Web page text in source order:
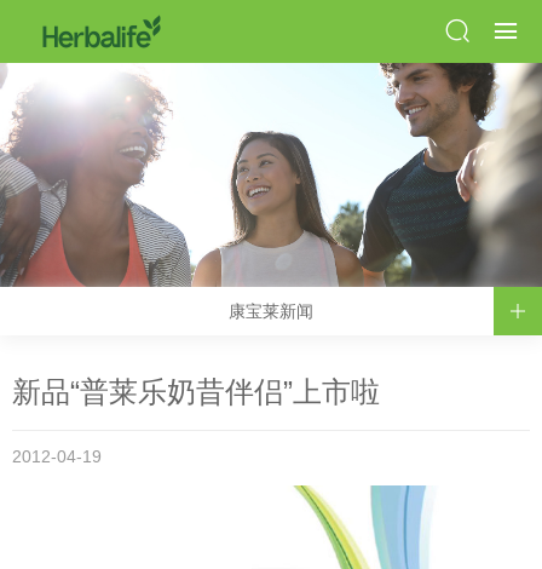
康宝莱新闻
新品“普莱乐奶昔伴侣”上市啦
2012-04-19